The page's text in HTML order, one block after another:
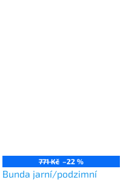
771 Kč –22 %
Bunda jarní/podzimní